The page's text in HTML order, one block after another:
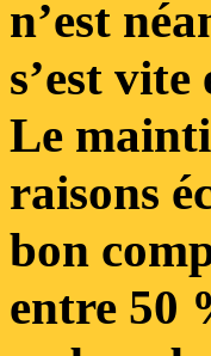
n’est
s’est
Le
raisons
bon
entre 50